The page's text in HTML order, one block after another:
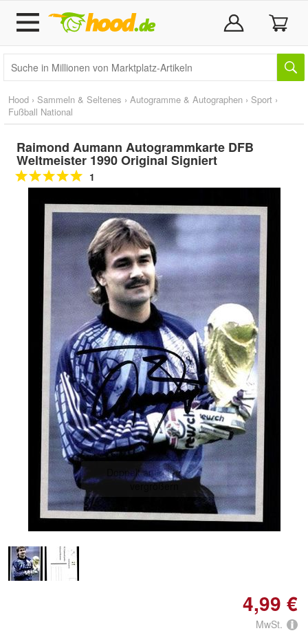
Hood › Sammeln & Seltenes › Autogramme & Autographen › Sport ›
Fußball National
Raimond Aumann Autogrammkarte DFB
Weltmeister 1990 Original Signiert
1
Doppelt antippen zum
vergrößern
4,99 €
MwSt.